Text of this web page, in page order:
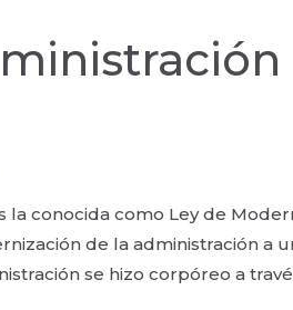
conocida como Ley de
de la administración a
se hizo corpóreo a